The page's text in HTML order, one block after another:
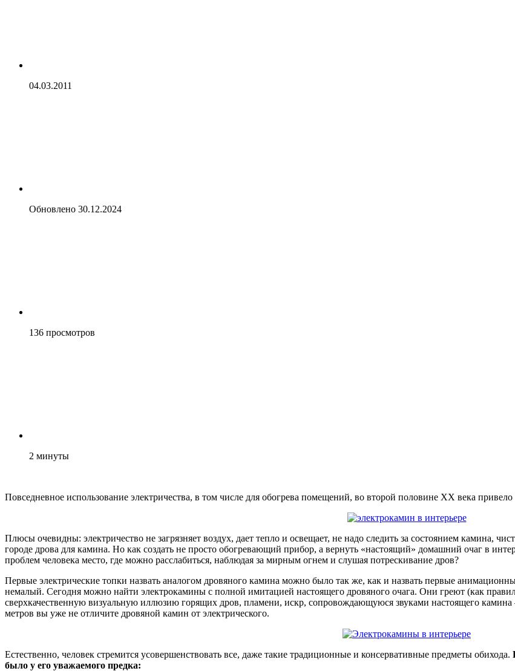
04.03.2011
Обновлено 30.12.2024
136 просмотров
2 минуты
Повседневное использование электричества, в том числе для обогрева помещений, во второй половине XX века привело
Плюсы очевидны: электричество не загрязняет воздух, дает тепло и освещает, не надо следить за состоянием камина,
городе дрова для камина. Но как создать не просто обогревающий прибор, а вернуть «настоящий» домашний очаг в
проблем человека место, где можно расслабиться, наблюдая за мирным огнем и слушая потрескивание дров?
Первые электрические топки назвать аналогом дровяного камина можно было так же, как и назвать первые
немалый. Сегодня можно найти электрокамины с полной имитацией настоящего дровяного очага. Они греют (как
сверхкачественную визуальную иллюзию горящих дров, пламени, искр, сопровождающуюся звуками настоящего камина
метров вы уже не отличите дровяной камин от электрического.
Естественно, человек стремится усовершенствовать все, даже такие традиционные и консервативные предметы обихода.
было у его уважаемого предка: